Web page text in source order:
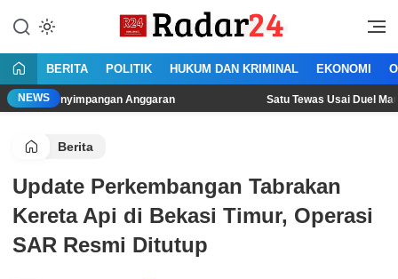
konten
Radar24.co.id
Jujur Lantang Bersuara
BERITA POLITIK HUKUM DAN KRIMINAL EKONOMI
NEWS Anggaran Satu Tewas Usai Duel Maut Dua Pria
Berita
Update Perkembangan Tabrakan
Kereta Api di Bekasi Timur, Operasi
SAR Resmi Ditutup